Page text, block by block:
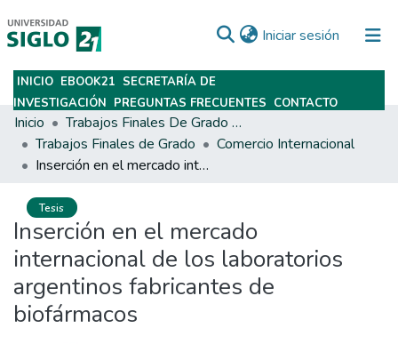
Iniciar sesión (current)
Subir
INICIO EBOOK21 SECRETARÍA DE
INVESTIGACIÓN PREGUNTAS FRECUENTES CONTACTO
Inicio
Trabajos Finales De Grado Y Posgrado
Trabajos Finales de Grado
Comercio Internacional
Inserción en el mercado internacional de los laboratorios argentinos fabricantes de biofármacos
Tesis
Inserción en el mercado
internacional de los laboratorios
argentinos fabricantes de
biofármacos